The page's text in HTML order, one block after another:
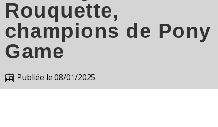
Rouquette,
champions de Pony
Game
Publiée le 08/01/2025